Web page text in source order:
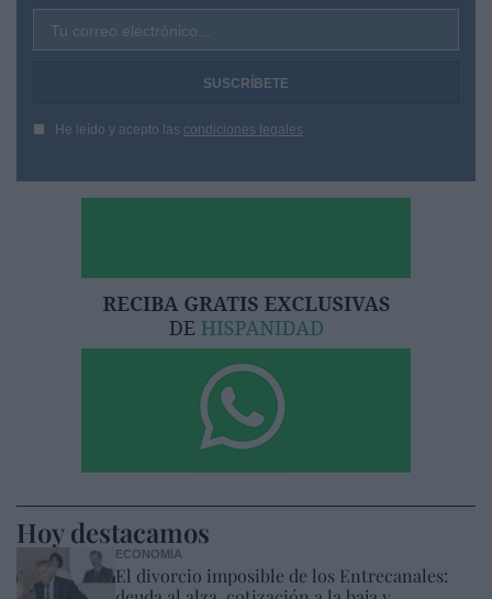
Tu correo electrónico...
He leído y acepto las condiciones legales
Hoy destacamos
ECONOMÍA
El divorcio imposible de los Entrecanales: